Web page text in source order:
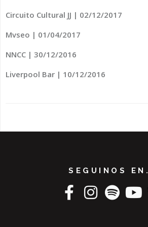
Circuito Cultural JJ | 02/12/2017
Mvseo | 01/04/2017
NNCC | 30/12/2016
Liverpool Bar | 10/12/2016
SEGUINOS